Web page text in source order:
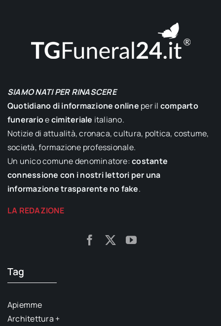
SIAMO NATI PER RINASCERE
Quotidiano di informazione online per il comparto
funerarioecimiteriale italiano.
Notizie di attualità, cronaca, cultura, poltica, costume,
società, formazione professionale.
Un unico comune denominatore:costante
connessione con i nostri lettori per una
informazione trasparente no fake.
LA REDAZIONE
Tag
Apiemme
Architettura +